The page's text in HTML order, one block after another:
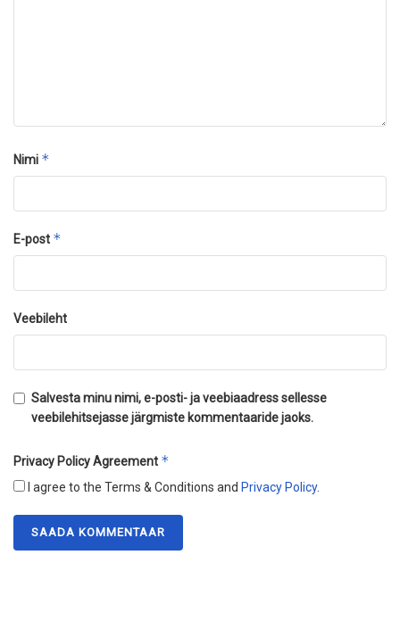
Nimi *
E-post *
Veebileht
Salvesta minu nimi, e-posti- ja veebiaadress sellesse
veebilehitsejasse järgmiste kommentaaride jaoks.
Privacy Policy Agreement *
I agree to the Terms & Conditions and Privacy Policy.